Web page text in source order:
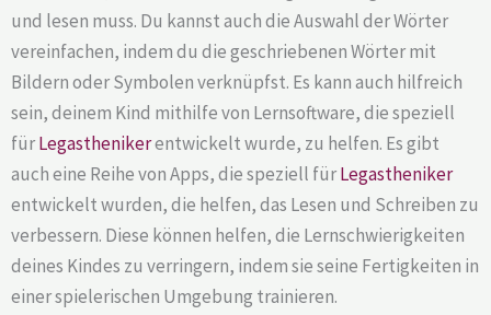
und lesen muss. Du kannst auch die Auswahl der Wörter
vereinfachen, indem du die geschriebenen Wörter mit
Bildern oder Symbolen verknüpfst. Es kann auch hilfreich
sein, deinem Kind mithilfe von Lernsoftware, die speziell
fürLegasthenikerentwickelt wurde, zu helfen. Es gibt
auch eine Reihe von Apps, die speziell fürLegastheniker
entwickelt wurden, die helfen, das Lesen und Schreiben zu
verbessern. Diese können helfen, die Lernschwierigkeiten
deines Kindes zu verringern, indem sie seine Fertigkeiten in
einer spielerischen Umgebung trainieren.